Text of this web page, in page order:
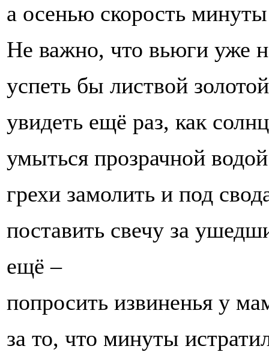
а осенью скорость
Не важно, что вьюги уже
успеть бы листвой
увидеть ещё раз, как
умыться прозрачной
грехи замолить и под
поставить свечу за
ещё –
попросить извиненья у
за то, что минуты